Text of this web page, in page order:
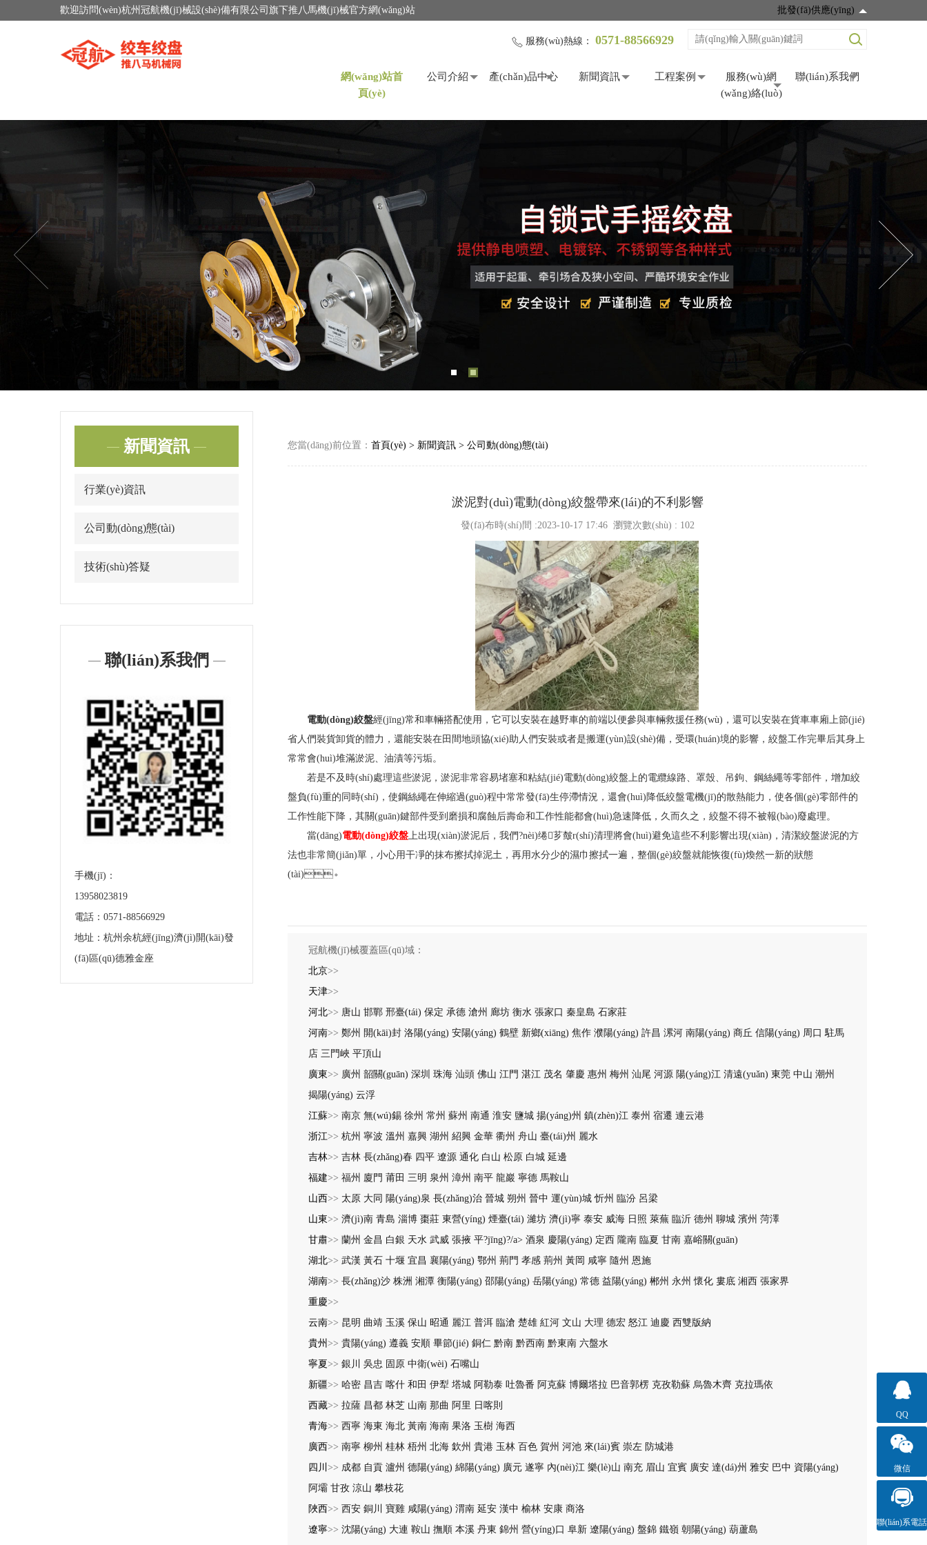
歡迎訪問(wèn)杭州冠航機(jī)械設(shè)備有限公司旗下推八馬機(jī)械官方網(wǎng)站 批發(fā)供應(yīng)
服務(wù)熱線： 0571-88566929
網(wǎng)站首
頁(yè)
公司介紹 產(chǎn)品中心 新聞資訊 工程案例
服務(wù)網
(wǎng)絡(luò)
聯(lián)系我們
新聞資訊
行業(yè)資訊
公司動(dòng)態(tài)
技術(shù)答疑
聯(lián)系我們
手機(jī)：
13958023819
電話：0571-88566929
地址：杭州余杭經(jīng)濟(jì)開(kāi)發
(fā)區(qū)德雅金座
您當(dāng)前位置： 首頁(yè) > 新聞資訊 > 公司動(dòng)態(tài)
淤泥對(duì)電動(dòng)絞盤帶來(lái)的不利影響
發(fā)布時(shí)間 :2023-10-17 17:46 瀏覽次數(shù) : 102
電動(dòng)絞盤經(jīng)常和車輛搭配使用，它可以安裝在越野車的前端以便參與車輛救援任務(wù)，還可以安裝在貨車車廂上節(jié)
省人們裝貨卸貨的體力，還能安裝在田間地頭協(xié)助人們安裝或者是搬運(yùn)設(shè)備，受環(huán)境的影響，絞盤工作完畢后其身上
常常會(huì)堆滿淤泥、油漬等污垢。
若是不及時(shí)處理這些淤泥，淤泥非常容易堵塞和粘結(jié)電動(dòng)絞盤上的電纜線路、罩殼、吊鉤、鋼絲繩等零部件，增加絞
盤負(fù)重的同時(shí)，使鋼絲繩在伸縮過(guò)程中常常發(fā)生停滯情況，還會(huì)降低絞盤電機(jī)的散熱能力，使各個(gè)零部件的
工作性能下降，其關(guān)鍵部件受到磨損和腐蝕后壽命和工作性能都會(huì)急速降低，久而久之，絞盤不得不被報(bào)廢處理。
當(dāng)電動(dòng)絞盤上出現(xiàn)淤泥后，我們?nèi)绻芗皶r(shí)清理將會(huì)避免這些不利影響出現(xiàn)，清潔絞盤淤泥的方
法也非常簡(jiǎn)單，小心用干凈的抹布擦拭掉泥土，再用水分少的濕巾擦拭一遍，整個(gè)絞盤就能恢復(fù)煥然一新的狀態
(tài)。
冠航機(jī)械覆蓋區(qū)域：
北京>>
天津>>
河北>> 唐山 邯鄲 邢臺(tái) 保定 承德 滄州 廊坊 衡水 張家口 秦皇島 石家莊
河南>> 鄭州 開(kāi)封 洛陽(yáng) 安陽(yáng) 鶴壁 新鄉(xiāng) 焦作 濮陽(yáng) 許昌 漯河 南陽(yáng) 商丘 信陽(yáng) 周口 駐馬
店 三門峽 平頂山
廣東>> 廣州 韶關(guān) 深圳 珠海 汕頭 佛山 江門 湛江 茂名 肇慶 惠州 梅州 汕尾 河源 陽(yáng)江 清遠(yuǎn) 東莞 中山 潮州
揭陽(yáng) 云浮
江蘇>> 南京 無(wú)錫 徐州 常州 蘇州 南通 淮安 鹽城 揚(yáng)州 鎮(zhèn)江 泰州 宿遷 連云港
浙江>> 杭州 寧波 溫州 嘉興 湖州 紹興 金華 衢州 舟山 臺(tái)州 麗水
吉林>> 吉林 長(zhǎng)春 四平 遼源 通化 白山 松原 白城 延邊
福建>> 福州 廈門 莆田 三明 泉州 漳州 南平 龍巖 寧德 馬鞍山
山西>> 太原 大同 陽(yáng)泉 長(zhǎng)治 晉城 朔州 晉中 運(yùn)城 忻州 臨汾 呂梁
山東>> 濟(jì)南 青島 淄博 棗莊 東營(yíng) 煙臺(tái) 濰坊 濟(jì)寧 泰安 威海 日照 萊蕪 臨沂 德州 聊城 濱州 菏澤
甘肅>> 蘭州 金昌 白銀 天水 武威 張掖 平?jīng)?/a> 酒泉 慶陽(yáng) 定西 隴南 臨夏 甘南 嘉峪關(guān)
湖北>> 武漢 黃石 十堰 宜昌 襄陽(yáng) 鄂州 荊門 孝感 荊州 黃岡 咸寧 隨州 恩施
湖南>> 長(zhǎng)沙 株洲 湘潭 衡陽(yáng) 邵陽(yáng) 岳陽(yáng) 常德 益陽(yáng) 郴州 永州 懷化 婁底 湘西 張家界
重慶>>
云南>> 昆明 曲靖 玉溪 保山 昭通 麗江 普洱 臨滄 楚雄 紅河 文山 大理 德宏 怒江 迪慶 西雙版納
貴州 >> 貴陽(yáng) 遵義 安順 畢節(jié) 銅仁 黔南 黔西南 黔東南 六盤水
寧夏>> 銀川 吳忠 固原 中衛(wèi) 石嘴山
新疆>> 哈密 昌吉 喀什 和田 伊犁 塔城 阿勒泰 吐魯番 阿克蘇 博爾塔拉 巴音郭楞 克孜勒蘇 烏魯木齊 克拉瑪依
西藏>> 拉薩 昌都 林芝 山南 那曲 阿里 日喀則
青海>> 西寧 海東 海北 黃南 海南 果洛 玉樹 海西
廣西>> 南寧 柳州 桂林 梧州 北海 欽州 貴港 玉林 百色 賀州 河池 來(lái)賓 崇左 防城港
四川 >> 成都 自貢 瀘州 德陽(yáng) 綿陽(yáng) 廣元 遂寧 內(nèi)江 樂(lè)山 南充 眉山 宜賓 廣安 達(dá)州 雅安 巴中 資陽(yáng)
阿壩 甘孜 涼山 攀枝花
陜西>> 西安 銅川 寶雞 咸陽(yáng) 渭南 延安 漢中 榆林 安康 商洛
遼寧>> 沈陽(yáng) 大連 鞍山 撫順 本溪 丹東 錦州 營(yíng)口 阜新 遼陽(yáng) 盤錦 鐵嶺 朝陽(yáng) 葫蘆島
QQ
微信
聯(lián)系電話